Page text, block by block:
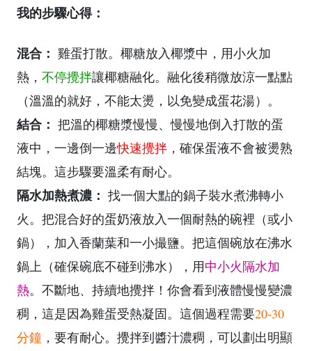
我的步驟心得：
混合： 雞蛋打散。椰糖放入椰漿中，用小火加
熱， 不停攪拌讓椰糖融化。融化後稍微放涼一點點
（溫溫的就好，不能太燙，以免變成蛋花湯）。
結合： 把溫的椰糖漿慢慢、慢慢地倒入打散的蛋
液中，一邊倒一邊快速攪拌 ，確保蛋液不會被燙熟
結塊。這步驟要溫柔有耐心。
隔水加熱煮濃： 找一個大點的鍋子裝水煮沸轉小
火。把混合好的蛋奶液放入一個耐熱的碗裡（或小
鍋），加入香蘭葉和一小撮鹽。把這個碗放在沸水
鍋上（確保碗底不碰到沸水），用中小火隔水加
熱。不斷地、持續地攪拌！你會看到液體慢慢變濃
稠，這是因為雞蛋受熱凝固。這個過程需要20-30
分鐘 ，要有耐心。攪拌到醬汁濃稠，可以劃出明顯